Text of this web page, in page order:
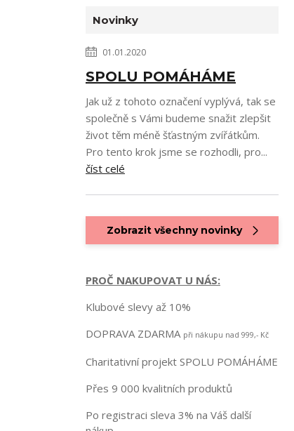
Novinky
01.01.2020
SPOLU POMÁHÁME
Jak už z tohoto označení vyplývá, tak se
společně s Vámi budeme snažit zlepšit
život těm méně šťastným zvířátkům.
Pro tento krok jsme se rozhodli, pro...
číst celé
Zobrazit všechny novinky
PROČ NAKUPOVAT U NÁS:
Klubové slevy až 10%
DOPRAVA ZDARMA při nákupu nad 999,- Kč
Charitativní projekt SPOLU POMÁHÁME
Přes 9 000 kvalitních produktů
Po registraci sleva 3% na Váš další